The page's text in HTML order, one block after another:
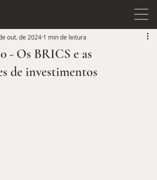
- Os BRICS e as
de investimentos
out. de 2024 1 min de leitura